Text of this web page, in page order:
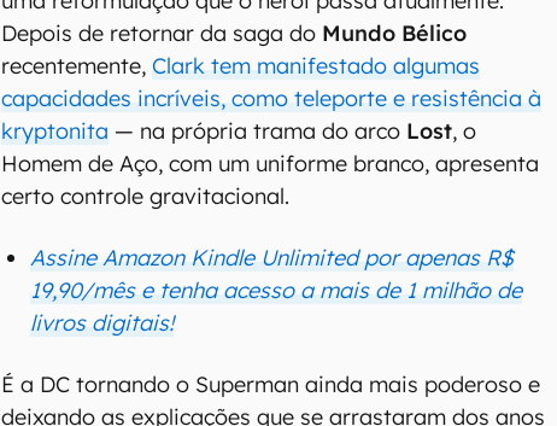
Depois de retornar da saga do Mundo Bélico
recentemente,Clark tem manifestado algumas
capacidades incríveis, como teleporte e resistência à
kryptonita — na própria trama do arco Lost, o
Homem de Aço, com um uniforme branco, apresenta
certo controle gravitacional.
Assine Amazon Kindle Unlimited por apenas R$
19,90/mês e tenha acesso a mais de 1 milhão de
livros digitais!
É a DC tornando o Superman ainda mais poderoso e
deixando as explicações que se arrastaram dos anos